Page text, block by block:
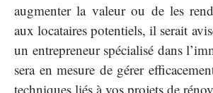
augmenter la valeur ou de les
aux locataires potentiels, il serait
un entrepreneur spécialisé dans
sera en mesure de gérer
techniques liés à vos projets de